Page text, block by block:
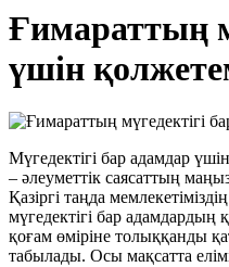
Ғимараттың
үшін
Мүгедектігі бар адамдар
– әлеуметтік саясаттың
Қазіргі таңда
мүгедектігі бар
қоғам өміріне толыққанды
табылады. Осы мақсатта